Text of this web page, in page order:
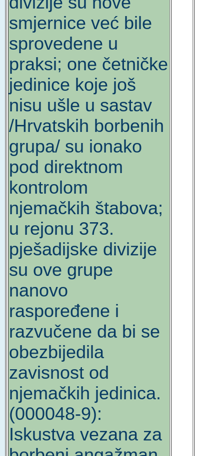
smjernice već bile
sprovedene u
praksi; one četničke
jedinice koje još
nisu ušle u sastav
/Hrvatskih borbenih
grupa/ su ionako
pod direktnom
kontrolom
njemačkih štabova;
u rejonu 373.
pješadijske divizije
su ove grupe
nanovo
raspoređene i
razvučene da bi se
obezbijedila
zavisnost od
njemačkih jedinica.
(000048-9):
Iskustva vezana za